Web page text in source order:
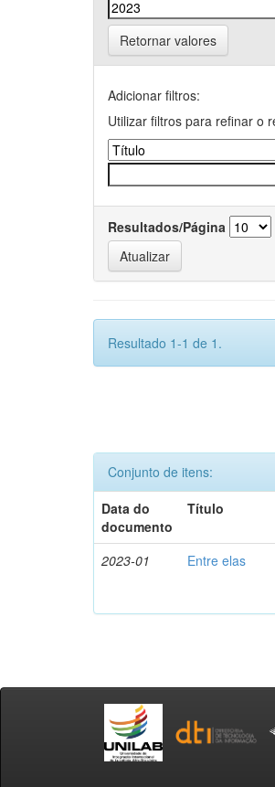
Retornar valores
Adicionar filtros:
Utilizar filtros para refinar o
Resultados/Página
Resultado 1-1 de 1.
Conjunto de itens:
Data do
documento
Título
2023-01 Entre elas